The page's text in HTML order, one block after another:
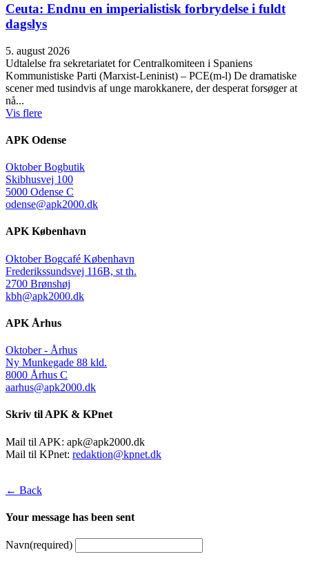
Ceuta: Endnu en imperialistisk forbrydelse i fuldt
dagslys
5. august 2026
Udtalelse fra sekretariatet for Centralkomiteen i Spaniens
Kommunistiske Parti (Marxist-Leninist) – PCE(m-l) De dramatiske
scener med tusindvis af unge marokkanere, der desperat forsøger at
nå...
Vis flere
APK Odense
Oktober Bogbutik
Skibhusvej 100
5000 Odense C
odense@apk2000.dk
APK København
Oktober Bogcafé København
Frederikssundsvej 116B, st th.
2700 Brønshøj
kbh@apk2000.dk
APK Århus
Oktober - Århus
Ny Munkegade 88 kld.
8000 Århus C
aarhus@apk2000.dk
Skriv til APK & KPnet
Mail til APK: apk@apk2000.dk
Mail til KPnet: redaktion@kpnet.dk
← Back
Your message has been sent
Navn(required)